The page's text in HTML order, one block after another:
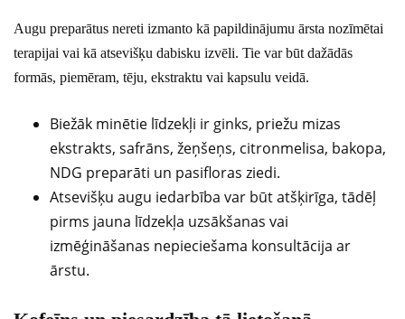
Augu preparātus nereti izmanto kā papildinājumu ārsta nozīmētai
terapijai vai kā atsevišķu dabisku izvēli. Tie var būt dažādās
formās, piemēram, tēju, ekstraktu vai kapsulu veidā.
Biežāk minētie līdzekļi ir ginks, priežu mizas
ekstrakts, safrāns, žeņšeņs, citronmelisa, bakopa,
NDG preparāti un pasifloras ziedi.
Atsevišķu augu iedarbība var būt atšķirīga, tādēļ
pirms jauna līdzekļa uzsākšanas vai
izmēģināšanas nepieciešama konsultācija ar
ārstu.